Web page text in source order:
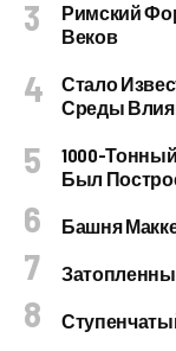
Римский
Веков
Стало
Среды
1000-
Был
Башня